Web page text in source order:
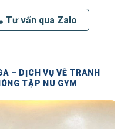
Tư vấn qua Zalo
– DỊCH VỤ VẼ TRANH
TẬP NU GYM